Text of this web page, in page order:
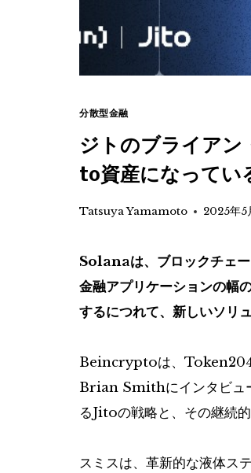
分散型金融
ジトのブライア
to資産になってい
Tatsuya Yamamoto 2025年5
Solanaは、ブロックチェー
金融アプリケーションの幅
するにつれて、新しいソリ
Beincryptoは、
Brian Smithにインタビュ
るJitoの戦略と、その継続
スミスは、革新的な液体